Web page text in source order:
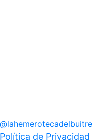
@lahemerotecadelbuitre
Política de Privacidad